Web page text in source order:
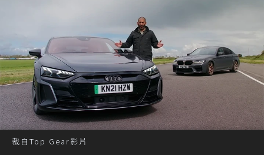
裁自Top Gear影片